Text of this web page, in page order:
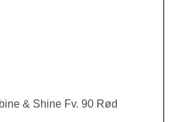
& Shine Fv. 90 Rød